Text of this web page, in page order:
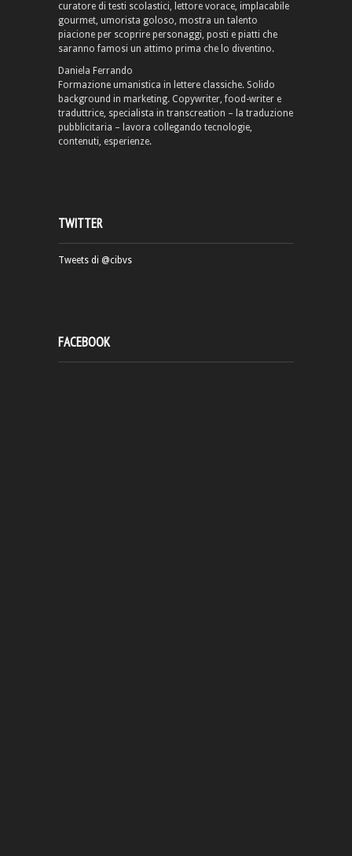
curatore di testi scolastici, lettore vorace, implacabile
gourmet, umorista goloso, mostra un talento
piacione per scoprire personaggi, posti e piatti che
saranno famosi un attimo prima che lo diventino.
Daniela Ferrando
Formazione umanistica in lettere classiche. Solido
background in marketing. Copywriter, food-writer e
traduttrice, specialista in transcreation – la traduzione
pubblicitaria – lavora collegando tecnologie,
contenuti, esperienze.
TWITTER
Tweets di @cibvs
FACEBOOK